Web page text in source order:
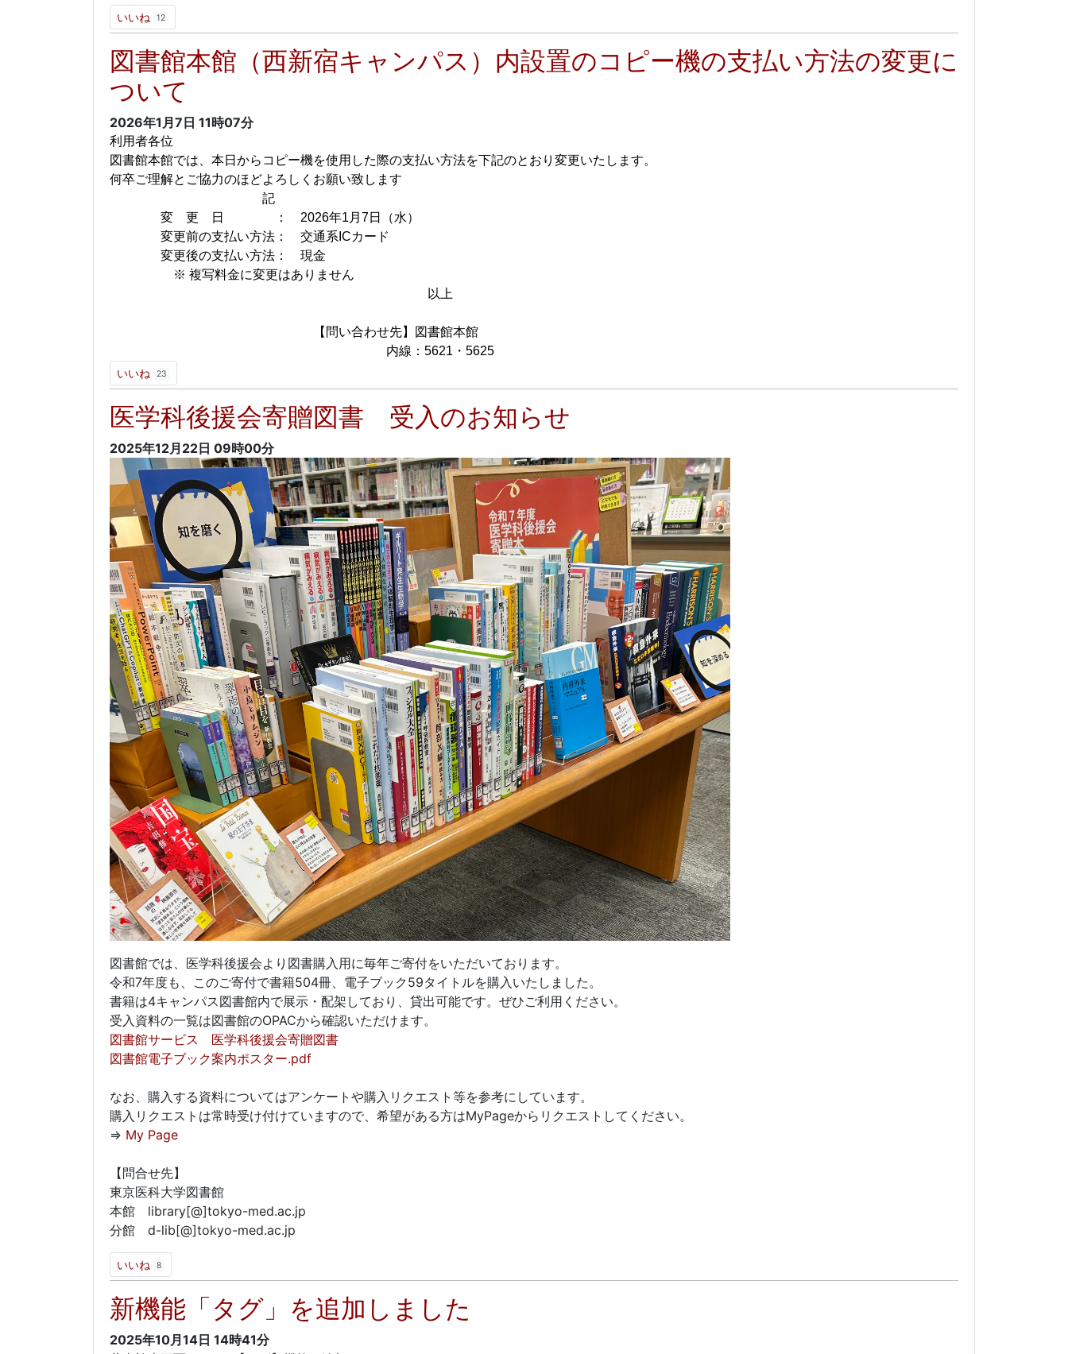
いいね 12
図書館本館（西新宿キャンパス）内設置のコピー機の支払い方法の変更に
ついて
2026年1月7日 11時07分
利用者各位
図書館本館では、本日からコピー機を使用した際の支払い方法を下記のとおり変更いたします。
何卒ご理解とご協力のほどよろしくお願い致します
記
変 更 日 ： 2026年1月7日（水）
変更前の支払い方法： 交通系ICカード
変更後の支払い方法： 現金
※ 複写料金に変更はありません
以上
【問い合わせ先】図書館本館
内線：5621・5625
いいね
23
医学科後援会寄贈図書 受入のお知らせ
2025年12月22日 09時00分
図書館では、医学科後援会より図書購入用に毎年ご寄付をいただいております。
令和7年度も、このご寄付で書籍504冊、電子ブック59タイトルを購入いたしました。
書籍は4キャンパス図書館内で展示・配架しており、貸出可能です。ぜひご利用ください。
受入資料の一覧は図書館のOPACから確認いただけます。
図書館サービス 医学科後援会寄贈図書
図書館電子ブック案内ポスター.pdf
なお、購入する資料についてはアンケートや購入リクエスト等を参考にしています。
購入リクエストは常時受け付けていますので、希望がある方はMyPageからリクエストしてください。
⇒ My Page
【問合せ先】
東京医科大学図書館
本館 library[@]tokyo-med.ac.jp
分館 d-lib[@]tokyo-med.ac.jp
いいね 8
新機能「タグ」を追加しました
2025年10月14日 14時41分